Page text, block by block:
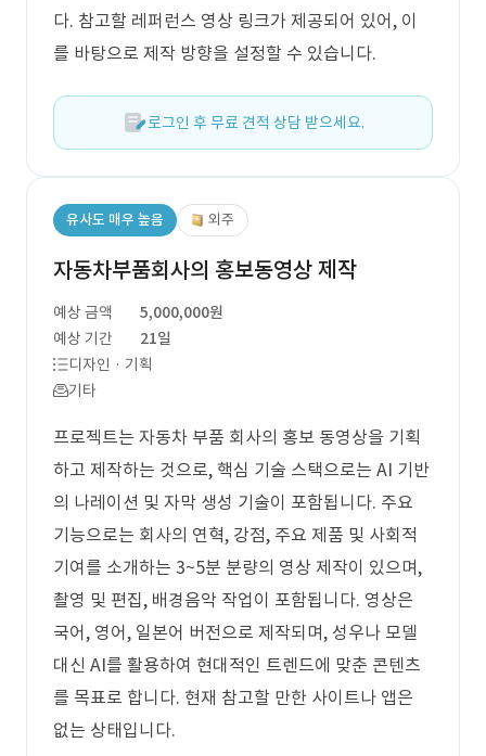
다. 참고할 레퍼런스 영상 링크가 제공되어 있어, 이
를 바탕으로 제작 방향을 설정할 수 있습니다.
로그인 후 무료 견적 상담 받으세요.
유사도 매우 높음 외주
자동차부품회사의 홍보동영상 제작
예상 금액
5,000,000원
예상 기간
21일
디자인 · 기획
기타
프로젝트는 자동차 부품 회사의 홍보 동영상을 기획
하고 제작하는 것으로, 핵심 기술 스택으로는 AI 기반
의 나레이션 및 자막 생성 기술이 포함됩니다. 주요
기능으로는 회사의 연혁, 강점, 주요 제품 및 사회적
기여를 소개하는 3~5분 분량의 영상 제작이 있으며,
촬영 및 편집, 배경음악 작업이 포함됩니다. 영상은
국어, 영어, 일본어 버전으로 제작되며, 성우나 모델
대신 AI를 활용하여 현대적인 트렌드에 맞춘 콘텐츠
를 목표로 합니다. 현재 참고할 만한 사이트나 앱은
없는 상태입니다.